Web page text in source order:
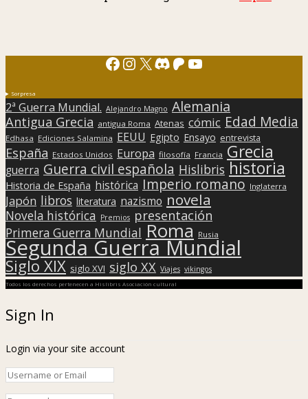
Facebook
Instagram
X Discord
Patreon
YouTube
Sorpresa
2ª Guerra Mundial. Alejandro Magno Alemania
Antigua Grecia antigua Roma Atenas cómic Edad Media
Edhasa Ediciones Salamina EEUU Egipto Ensayo entrevista
España Estados Unidos Europa filosofía Francia Grecia
guerra Guerra civil española Hislibris historia
Historia de España histórica Imperio romano Inglaterra
Japón libros literatura nazismo novela
Novela histórica Premios presentación
Primera Guerra Mundial Roma Rusia
Segunda Guerra Mundial
Siglo XIX siglo XVI siglo XX Viajes vikingos
Todos los derechos pertenecen a Hislibris Asociación cultural
Sign In
Login via your site account